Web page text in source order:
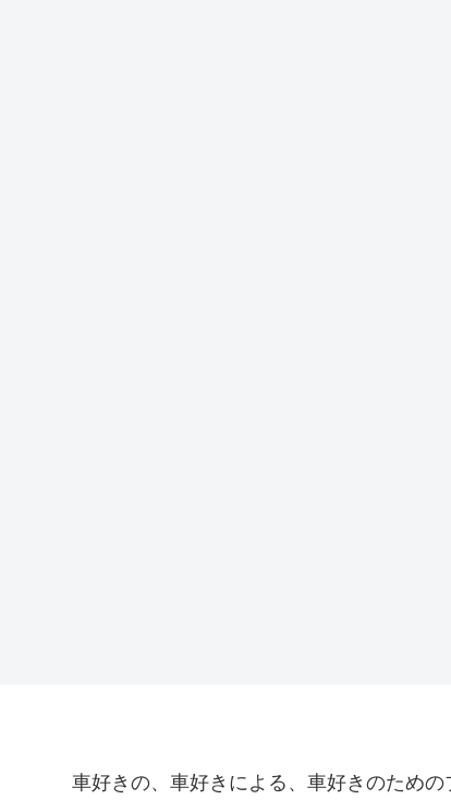
車好きの、車好きによる、車好きのための